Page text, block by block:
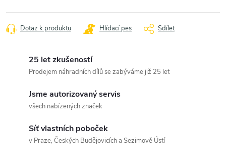
Dotaz k produktu Hlídací pes Sdílet
25 let zkušeností
Prodejem náhradních dílů se zabýváme již 25 let
Jsme autorizovaný servis
všech nabízených značek
Síť vlastních poboček
v Praze, Českých Budějovicích a Sezimově Ústí